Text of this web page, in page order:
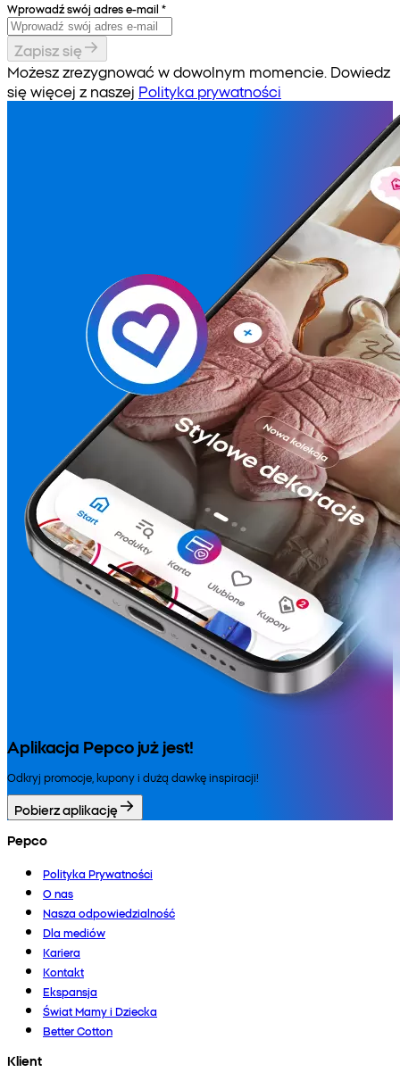
Wprowadź swój adres e-mail *
Zapisz się
Możesz zrezygnować w dowolnym momencie. Dowiedz
się więcej z naszej Polityka prywatności
Aplikacja Pepco już jest!
Odkryj promocje, kupony i dużą dawkę inspiracji!
Pobierz aplikację
Pepco
Polityka Prywatności
O nas
Nasza odpowiedzialność
Dla mediów
Kariera
Kontakt
Ekspansja
Świat Mamy i Dziecka
Better Cotton
Klient